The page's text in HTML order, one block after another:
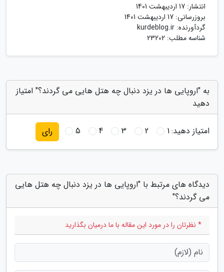
انتشار: 17 اردیبهشت 1401
بروزرسانی: 17 اردیبهشت 1401
گردآورنده: kurdeblog.ir
شناسه مطلب: 23202
به "اروپایی ها در یزد دنبال چه هتل هایی می گردند؟" امتیاز
دهید
امتیاز دهید:1
2
3
4
5 رای
دیدگاه های مرتبط با "اروپایی ها در یزد دنبال چه هتل هایی
می گردند؟"
* نظرتان را در مورد این مقاله با ما درمیان بگذارید